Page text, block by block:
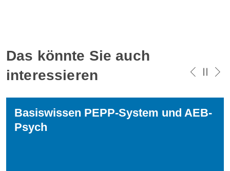
Das könnte Sie auch
interessieren
Basiswissen PEPP-System und AEB-
Psych